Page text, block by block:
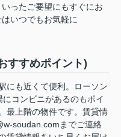
ったご要望にもすぐにお
いつでもお気軽に
すすめポイント)
にも近くて便利。ローソン
コンビニがあるのもポイ
最上階の物件です。賃貸情
soudan.comまでご連絡